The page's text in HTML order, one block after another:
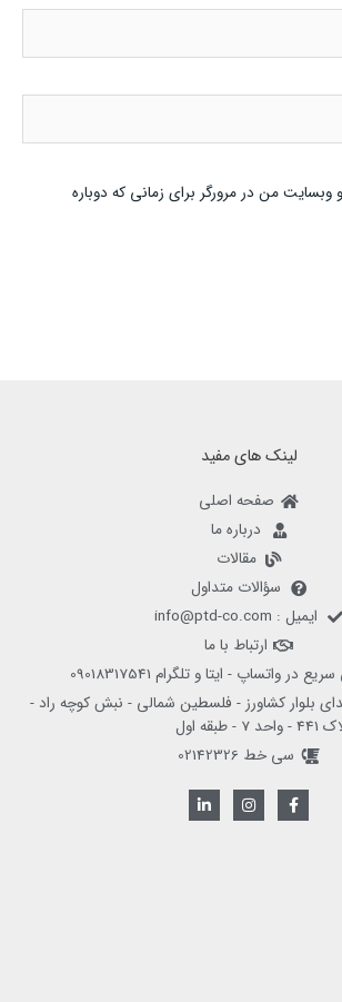
وبسایت من در مرورگر برای زمانی که دوباره
لینک های مفید
صفحه اصلی
درباره ما
مقالات
سؤالات متداول
ایمیل : info@ptd-co.com
ارتباط با ما
در واتساپ - ایتا و تلگرام 09018317541
بلوار کشاورز - فلسطین شمالی - نبش کوچه راد -
اول
سی خط 02142326
F
a
c
I
n
s
L
i
n